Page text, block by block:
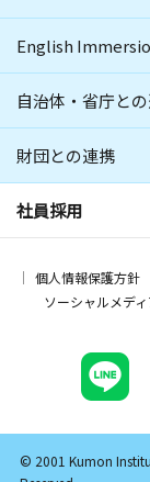
English
自治体・省庁と
財団との連携
社員採用
個人情報保護方針
ソーシャルメデ
© 2001 Kumon